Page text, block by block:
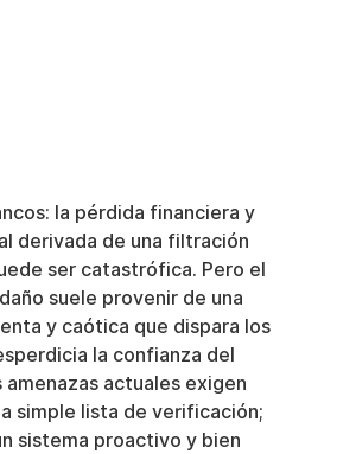
la pérdida financiera y
derivada de una filtración
ser catastrófica. Pero el
suele provenir de una
y caótica que dispara los
la confianza del
amenazas actuales exigen
simple lista de verificación;
sistema proactivo y bien